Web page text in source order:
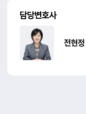
담당변호사
전현정